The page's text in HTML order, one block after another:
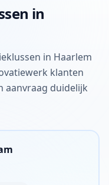
in
in Haarlem
klanten
aanvraag duidelijk